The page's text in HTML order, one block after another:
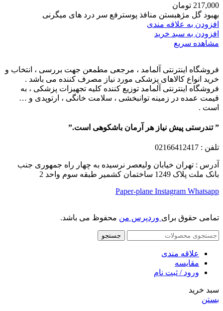
217,000 تومان
بهبود گل مژهبستن منافذ پوسترفع سر درد های میگرنی
افزودن به علاقه مندی
افزودن به سبد خرید
مشاهده سریع
فروشگاه اینترنتی آلمامد ، مرجعی مطمعن جهت بررسی ، انتخاب و
خرید انواع کالاهای پزشکی مورد نیاز مصرف کننده می باشد .
فروشگاه اینترنتی آلمامد توزیع کننده کلیه تجهیزات پزشکی ، به
قیمت عمده در زمینه توانبخشی ، سلامت خانگی ، ارتوپدی و …
است .
” تندرستی پیش نیاز هر آرمان باشکوهی است.”
تلفن : 02166412417
آدرس : تهران خیابان ولیعصر نرسیده به چهار راه جمهوری جنب
بانک ملت پلاک 1249 ساختمان کشمیر طبقه سوم واحد 2
Paper-plane Instagram Whatsapp
تمامی حقوق برای وردپرس من محفوظ می باشد.
جستجو
علاقه مندی
مقایسه
ورود / ثبت نام
سبد خرید
بستن